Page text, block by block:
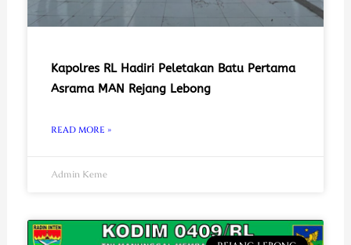
Kapolres RL Hadiri Peletakan Batu Pertama
Asrama MAN Rejang Lebong
READ MORE »
Admin Keme